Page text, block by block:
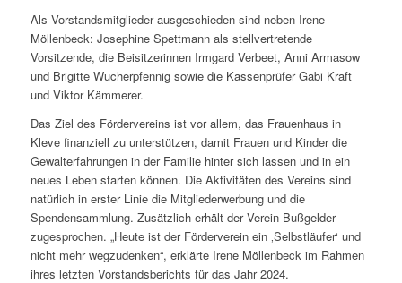
Als Vorstandsmitglieder ausgeschieden sind neben Irene
Möllenbeck: Josephine Spettmann als stellvertretende
Vorsitzende, die Beisitzerinnen Irmgard Verbeet, Anni Armasow
und Brigitte Wucherpfennig sowie die Kassenprüfer Gabi Kraft
und Viktor Kämmerer.
Das Ziel des Fördervereins ist vor allem, das Frauenhaus in
Kleve finanziell zu unterstützen, damit Frauen und Kinder die
Gewalterfahrungen in der Familie hinter sich lassen und in ein
neues Leben starten können. Die Aktivitäten des Vereins sind
natürlich in erster Linie die Mitgliederwerbung und die
Spendensammlung. Zusätzlich erhält der Verein Bußgelder
zugesprochen. „Heute ist der Förderverein ein ‚Selbstläufer‘ und
nicht mehr wegzudenken“, erklärte Irene Möllenbeck im Rahmen
ihres letzten Vorstandsberichts für das Jahr 2024.